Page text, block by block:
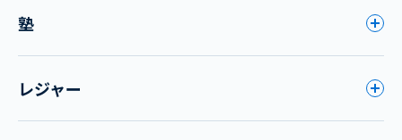
塾
レジャー